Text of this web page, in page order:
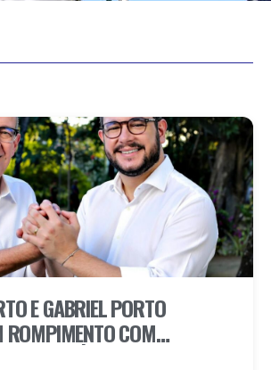
E GABRIEL PORTO
ROMPIMENTO COM
DE MARÍLIA ARRAES AO